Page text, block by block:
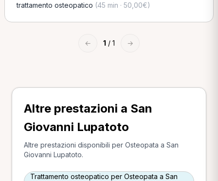
trattamento osteopatico (45 min · 50,00€)
← 1 / 1 →
Altre prestazioni a San
Giovanni Lupatoto
Altre prestazioni disponibili per Osteopata a San
Giovanni Lupatoto.
Trattamento osteopatico per Osteopata a San